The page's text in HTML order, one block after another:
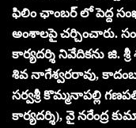
ఫిలిం ఛాంబర్ లో పెద్ద
అంశాలపై చర్చించారు.
కార్యదర్శి నివేదికను జి.
శివ నాగేశ్వరరావు,
సర్వశ్రీ కొమ్మనాపల్లి
కార్యదర్శి), వై నరేంద్ర